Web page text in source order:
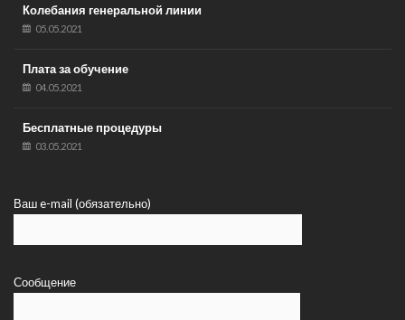
Колебания генеральной линии
05.05.2021
Плата за обучение
04.05.2021
Бесплатные процедуры
03.05.2021
Ваш e-mail (обязательно)
Сообщение